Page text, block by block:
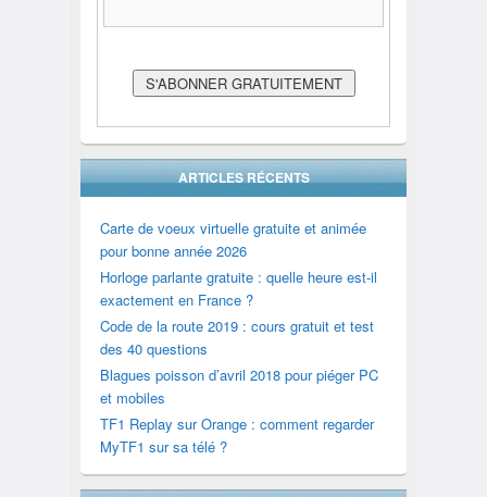
ARTICLES RÉCENTS
Carte de voeux virtuelle gratuite et animée
pour bonne année 2026
Horloge parlante gratuite : quelle heure est-il
exactement en France ?
Code de la route 2019 : cours gratuit et test
des 40 questions
Blagues poisson d’avril 2018 pour piéger PC
et mobiles
TF1 Replay sur Orange : comment regarder
MyTF1 sur sa télé ?